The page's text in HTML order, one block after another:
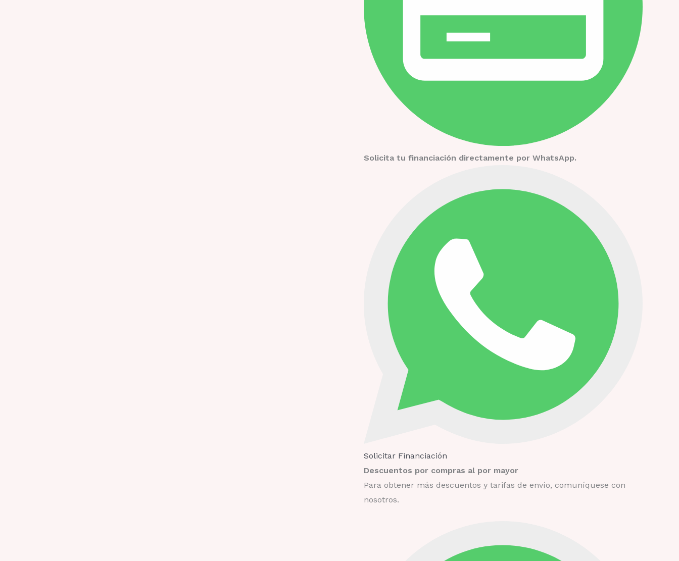
Solicita tu financiación directamente por WhatsApp.
Solicitar Financiación
Descuentos por compras al por mayor
Para obtener más descuentos y tarifas de envío, comuníquese con
nosotros.